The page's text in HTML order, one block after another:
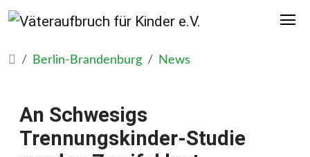
Berlin-Brandenburg News
An Schwesigs
Trennungskinder-Studie